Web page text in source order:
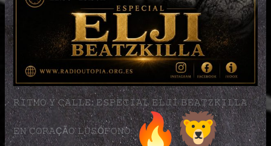
𝚁𝙸𝚃𝙼𝙾 𝚈 𝙲𝙰𝙻𝙻𝙴: 𝙴𝚂𝙿𝙴𝙲𝙸𝙰𝙻 𝙴𝙻𝙹𝙸 𝙱𝙴𝙰𝚃𝚉𝙺𝙸𝙻𝙻𝙰
𝙴𝙽 𝙲𝙾𝚁𝙰ÇÃ𝙾 𝙻𝚄𝚂Ó𝙵𝙾𝙽𝙾